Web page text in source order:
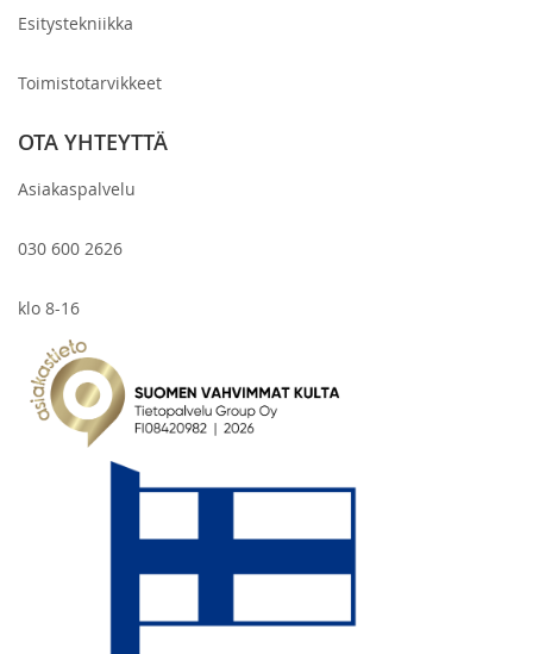
Esitystekniikka
Toimistotarvikkeet
OTA YHTEYTTÄ
Asiakaspalvelu
030 600 2626
klo 8-16